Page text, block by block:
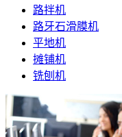
路拌机
路牙石滑膜机
平地机
摊铺机
铣刨机